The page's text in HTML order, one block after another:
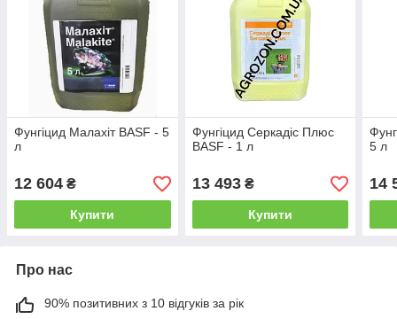
Фунгіцид Малахіт BASF - 5
л
12 604 ₴
Купити
Фунгіцид Серкадіс Плюс
BASF - 1 л
13 493₴
Купити
5 л
14
Про нас
90% позитивних з 10 відгуків за рік